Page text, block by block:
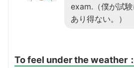
exam.（僕が試
あり得ない。）
To feel under the weather